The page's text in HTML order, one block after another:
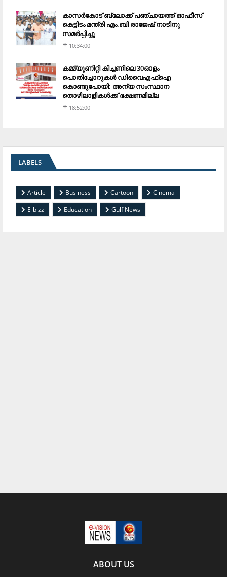
കാസര്‍കോട് ബ്ലോക്ക് പഞ്ചായത്ത് ഓഫീസ്
കെട്ടിടം മന്ത്രി എം.ബി രാജേഷ് നാടിനു
സമര്‍പ്പിച്ചു
10:34:00
കമ്മ്യൂണിറ്റി കിച്ചണിലെ 30ഓളം
പൊതിച്ചോറുകള്‍ ഡിവൈഎഫ്‌ഐ
കൊണ്ടുപോയി: അന്യ സംസ്ഥാന
തൊഴിലാളികള്‍ക്ക് ഭക്ഷണമില്ല
18:52:00
LABELS
Article Business Cartoon
Cinema
E-bizz
Education Gulf News
ABOUT US